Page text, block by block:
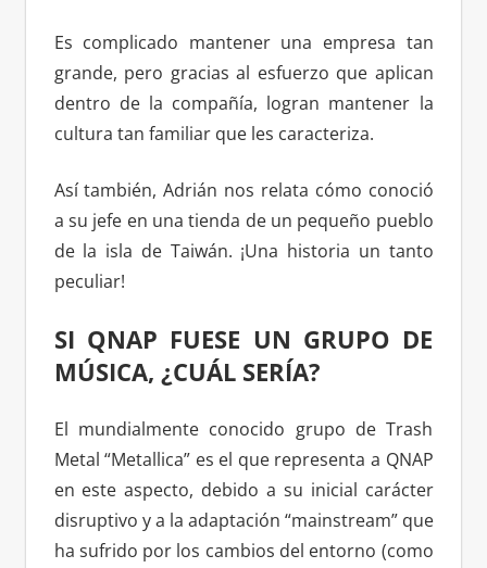
Es complicado mantener una empresa tan
grande, pero gracias al esfuerzo que aplican
dentro de la compañía, logran mantener la
cultura tan familiar que les caracteriza.
Así también, Adrián nos relata cómo conoció
a su jefe en una tienda de un pequeño pueblo
de la isla de Taiwán. ¡Una historia un tanto
peculiar!
SI QNAP FUESE UN GRUPO DE
MÚSICA, ¿CUÁL SERÍA?
El mundialmente conocido grupo de Trash
Metal “Metallica” es el que representa a QNAP
en este aspecto, debido a su inicial carácter
disruptivo y a la adaptación “mainstream” que
ha sufrido por los cambios del entorno (como